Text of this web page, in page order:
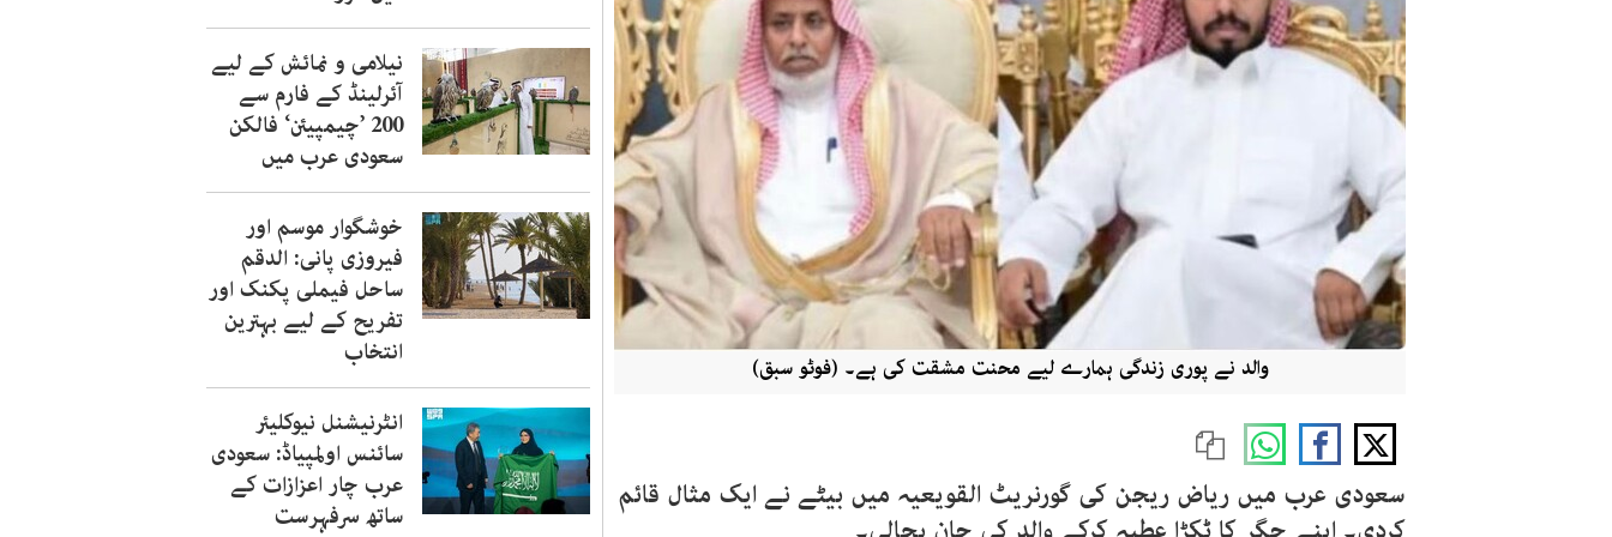
والد نے پوری زندگی ہمارے لیے محنت مشقت کی ہے۔ (فوٹو سبق)
سعودی عرب میں ریاض ریجن کی گورنریٹ القویعیہ میں بیٹے نے ایک مثال قائم
نیلامی و نمائش کے لیے
آئرلینڈ کے فارم سے
200 ’چیمپیئن‘ فالکن
سعودی عرب میں
خوشگوار موسم اور
فیروزی پانی: الدقم
ساحل فیملی پکنک اور
تفریح کے لیے بہترین
انتخاب
انٹرنیشنل نیوکلیئر
سائنس اولمپیاڈ: سعودی
عرب چار اعزازات کے
ساتھ سرفہرست